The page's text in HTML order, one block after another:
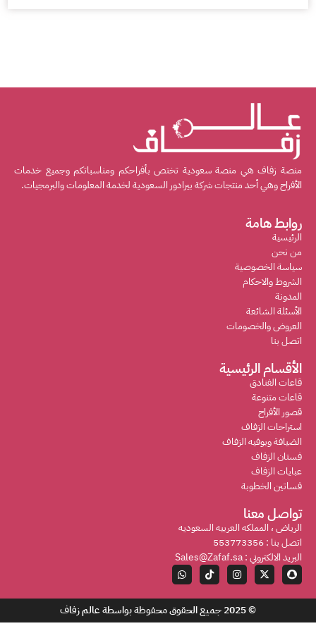
منصة زفاف هي منصة سعودية تختص بأفراحكم ومناسباتكم وجميع خدمات
الأفراح وهي أحد منتجات شركة بيرادور السعودية لخدمة المعلومات والبرمجيات.
روابط هامة
الرئيسية
من نحن
سياسة الخصوصية
الشروط والاحكام
المدونة
الأسئلة الشائعة
العروض والخصومات
اتصل بنا
الأقسام الرئيسية
قاعات الفنادق
قاعات متنوعة
قصور الأفراح
استراحات الزفاف
الضيافة وبوفيه الزفاف
فستان الزفاف
عبايات الزفاف
فساتين الخطوبة
تواصل معنا
الرياض ، المملكه العربيه السعوديه
اتصل بنا : 553773356
البريد الالكتروني : Sales@Zafaf.sa
© 2025 جميع الحقوق محفوظة بواسطة عالم زفاف